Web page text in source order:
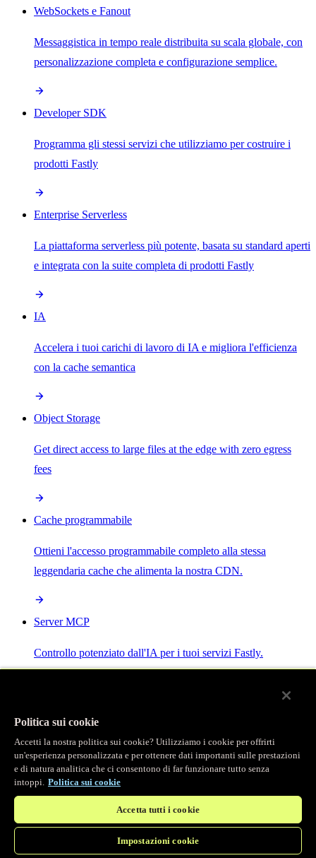
WebSockets e Fanout
Messaggistica in tempo reale distribuita su scala globale, con
personalizzazione completa e configurazione semplice.
Developer SDK
Programma gli stessi servizi che utilizziamo per costruire i
prodotti Fastly
Enterprise Serverless
La piattaforma serverless più potente, basata su standard aperti
e integrata con la suite completa di prodotti Fastly
IA
Accelera i tuoi carichi di lavoro di IA e migliora l'efficienza
con la cache semantica
Object Storage
Get direct access to large files at the edge with zero egress
fees
Cache programmabile
Ottieni l'accesso programmabile completo alla stessa
leggendaria cache che alimenta la nostra CDN.
Server MCP
Controllo potenziato dall'IA per i tuoi servizi Fastly.
Main menu
/ Prodotti
Osservabilità
Logging in tempo reale
Politica sui cookie
Accetti la nostra politica sui cookie? Utilizziamo i cookie per offrirti
un'esperienza personalizzata e per ottenere dati importanti sulle prestazioni
e di natura analitica che ci consentono di far funzionare tutto senza
intoppi. Politica sui cookie
Accetta tutti i cookie
Impostazioni cookie